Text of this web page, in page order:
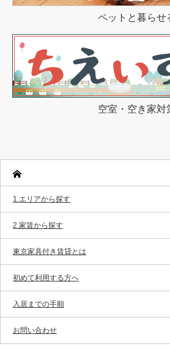
ペットと暮らせ
空室・空き家対
1.エリアから探す
2.家賃から探す
東京家具付き賃貸とは
初めて利用する方へ
入居までの手順
お問い合わせ